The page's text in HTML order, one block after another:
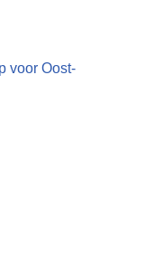
voor Oost-